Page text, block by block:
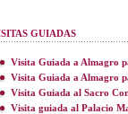
GUIADAS
Visita Guiada a Almagro
Visita Guiada a Almagro
Visita Guiada al Sacro
Visita guiada al Palacio